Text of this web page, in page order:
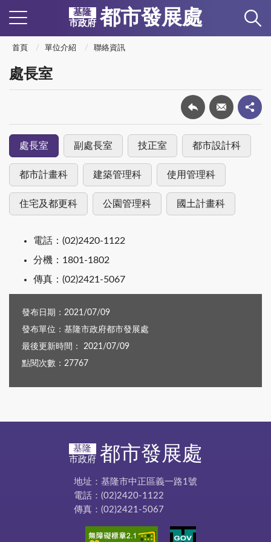
基隆
市政府 都市發展處
首頁 單位介紹 聯絡資訊
處長室
處長室 副處長室 技正室 都市設計科
都市計畫科 建築管理科 使用管理科
住宅及都更科 公園管理科 國土計畫科
電話：(02)2420-1122
分機：1801-1802
傳真：(02)2421-5067
發布日期：2021/07/09
發布單位：基隆市政府都市發展處
最後更新時間： 2021/07/09
點閱次數：27767
基隆
市政府 都市發展處
地址：基隆市中正區義一路1號
電話：(02)2420-1122
傳真：(02)2421-5067